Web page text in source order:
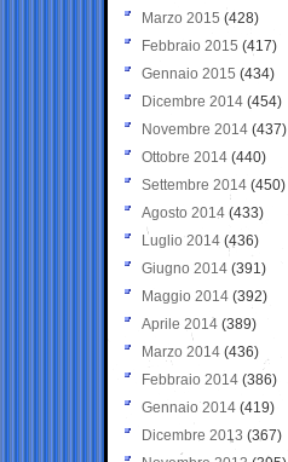
Marzo 2015 (428)
Febbraio 2015 (417)
Gennaio 2015 (434)
Dicembre 2014 (454)
Novembre 2014 (437)
Ottobre 2014 (440)
Settembre 2014 (450)
Agosto 2014 (433)
Luglio 2014 (436)
Giugno 2014 (391)
Maggio 2014 (392)
Aprile 2014 (389)
Marzo 2014 (436)
Febbraio 2014 (386)
Gennaio 2014 (419)
Dicembre 2013 (367)